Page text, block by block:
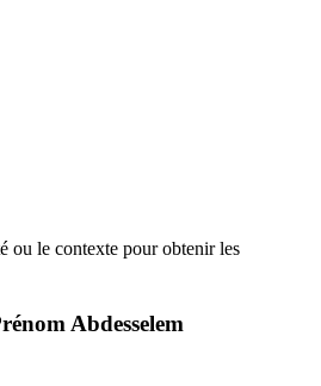
ou le contexte pour obtenir les
Abdesselem